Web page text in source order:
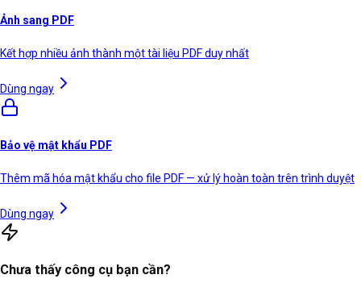
Ảnh sang PDF
Kết hợp nhiều ảnh thành một tài liệu PDF duy nhất
Dùng ngay
Bảo vệ mật khẩu PDF
Thêm mã hóa mật khẩu cho file PDF — xử lý hoàn toàn trên trình duyệt
Dùng ngay
Chưa thấy công cụ bạn cần?